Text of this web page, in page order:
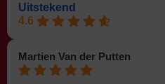
Uitstekend
4.6
Martien Van der Putten